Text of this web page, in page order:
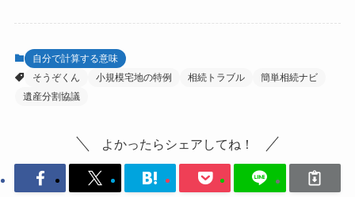
自分で計算する意味
そうぞくん
小規模宅地の特例 相続トラブル
簡単相続ナビ
遺産分割協議
よかったらシェアしてね！